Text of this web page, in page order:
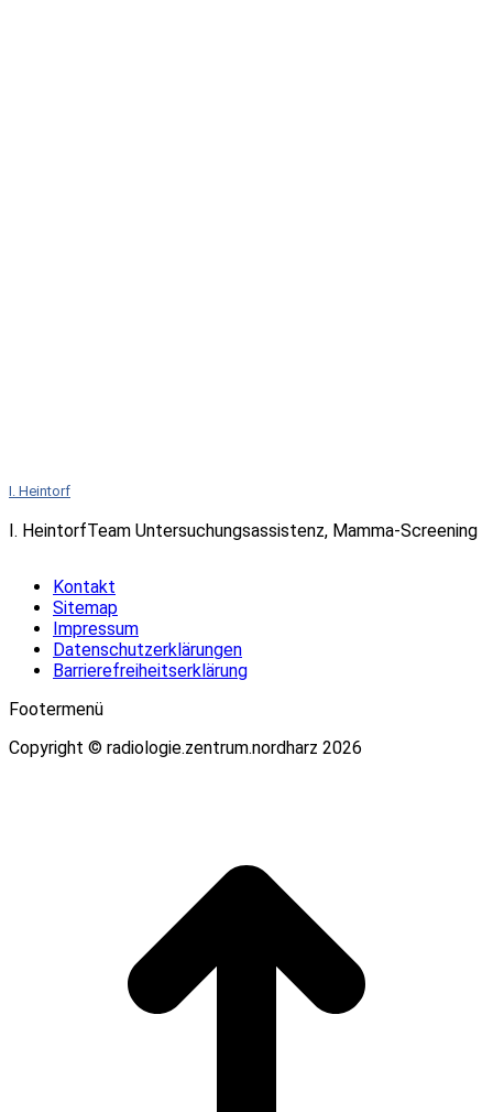
I. Heintorf
I. HeintorfTeam Untersuchungsassistenz, Mamma-Screening
Kontakt
Sitemap
Impressum
Datenschutzerklärungen
Barrierefreiheitserklärung
Footermenü
Copyright © radiologie.zentrum.nordharz 2026